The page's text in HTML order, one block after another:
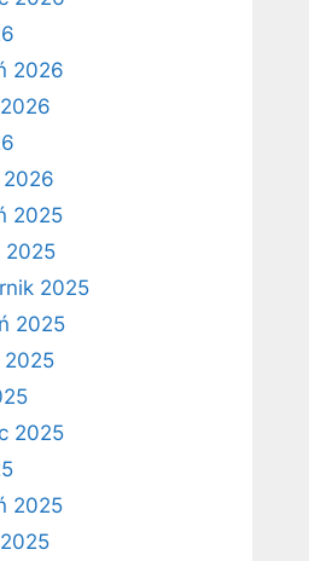
2026
2025
2025
2025
2025
2025
2025
2025